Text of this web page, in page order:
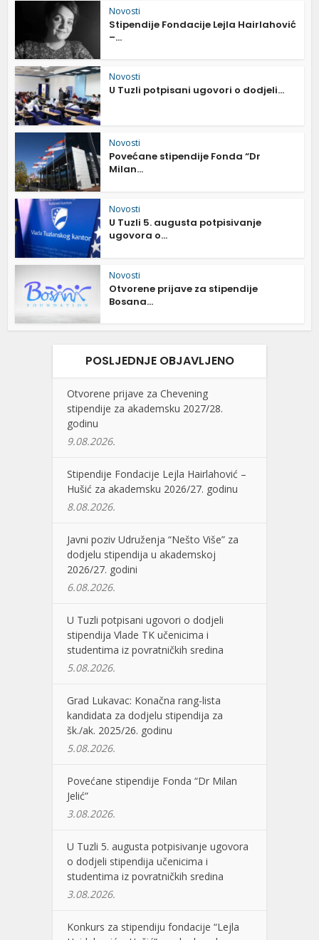
Novosti
Stipendije Fondacije Lejla Hairlahović
–...
Novosti
U Tuzli potpisani ugovori o dodjeli...
Novosti
Povećane stipendije Fonda “Dr
Milan...
Novosti
U Tuzli 5. augusta potpisivanje
ugovora o...
Novosti
Otvorene prijave za stipendije
Bosana...
POSLJEDNJE OBJAVLJENO
Otvorene prijave za Chevening
stipendije za akademsku 2027/28.
godinu
9.08.2026.
Stipendije Fondacije Lejla Hairlahović –
Hušić za akademsku 2026/27. godinu
8.08.2026.
Javni poziv Udruženja “Nešto Više” za
dodjelu stipendija u akademskoj
2026/27. godini
6.08.2026.
U Tuzli potpisani ugovori o dodjeli
stipendija Vlade TK učenicima i
studentima iz povratničkih sredina
5.08.2026.
Grad Lukavac: Konačna rang-lista
kandidata za dodjelu stipendija za
šk./ak. 2025/26. godinu
5.08.2026.
Povećane stipendije Fonda “Dr Milan
Jelić”
3.08.2026.
U Tuzli 5. augusta potpisivanje ugovora
o dodjeli stipendija učenicima i
studentima iz povratničkih sredina
3.08.2026.
Konkurs za stipendiju fondacije “Lejla